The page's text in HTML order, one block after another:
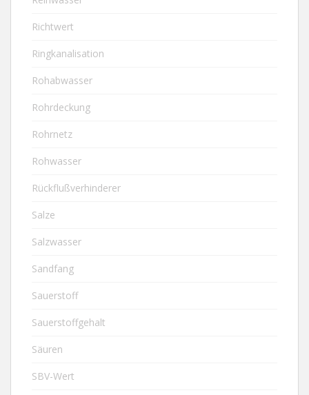
Richtwert
Ringkanalisation
Rohabwasser
Rohrdeckung
Rohrnetz
Rohwasser
Rückflußverhinderer
Salze
Salzwasser
Sandfang
Sauerstoff
Sauerstoffgehalt
Säuren
SBV-Wert